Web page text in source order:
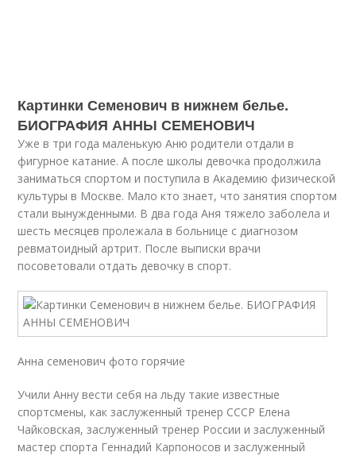
Картинки Семенович в нижнем белье.
БИОГРАФИЯ АННЫ СЕМЕНОВИЧ
Уже в три года маленькую Аню родители отдали в
фигурное катание. А после школы девочка продолжила
заниматься спортом и поступила в Академию физической
культуры в Москве. Мало кто знает, что занятия спортом
стали вынужденными. В два года Аня тяжело заболела и
шесть месяцев пролежала в больнице с диагнозом
ревматоидный артрит. После выписки врачи
посоветовали отдать девочку в спорт.
Анна семенович фото горячие
Учили Анну вести себя на льду такие известные
спортсмены, как заслуженный тренер СССР Елена
Чайковская, заслуженный тренер России и заслуженный
мастер спорта Геннадий Карпоносов и заслуженный